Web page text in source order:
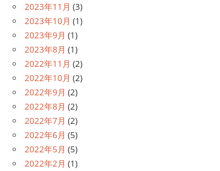
2023年11月 (3)
2023年10月 (1)
2023年9月 (1)
2023年8月 (1)
2022年11月 (2)
2022年10月 (2)
2022年9月 (2)
2022年8月 (2)
2022年7月 (2)
2022年6月 (5)
2022年5月 (5)
2022年2月 (1)